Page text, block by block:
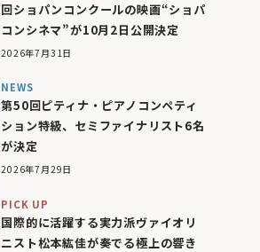
回ショパンコンクールの映画“ショパ
コンシネマ”が10月2日公開決定
2026年7月31日
NEWS
第50回ピティナ・ピアノコンペティ
ション特級、セミファイナリスト6名
が決定
2026年7月29日
PICK UP
国際的に活躍する実力派ヴァイオリ
ニスト松本紘佳が奏でる極上の響き